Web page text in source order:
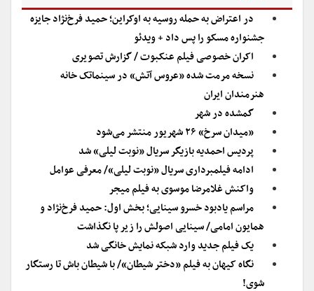
در اعتراض به حمله روسیه به اوکراین؛ حمید فرخ‌نژاد جایزه
جشنواره مسکو را پس داد + ویدئو
اکران خصوصی فیلم عنکبوت / گزارش تصویری
نسخه مرمت شده «عروس آتش» در سینماتک خانه
هنرمندان ایران
گمشده در شهر
«میدان سرخ» ۲۶ شهریور منتشر می‌شود
پردیس احمدیه بازیگر سریال «نوبت لیلی» شد
ادامه فیلمبرداری سریال «نوبت لیلی»/ معرفی عوامل
واکنش غلامرضا موسوی به فیلم میجر
مراسم یادبود خسرو سینایی‌؛ بخش اول: حمید فرخ‌نژاد و
همایون امامی/ سینایی اصولش را زیر پا نگذاشت
یک فیلم جدید وارد شبکه نمایش خانگی شد
نگاه کیهان به فیلم «دختر شیطان»/ با شیطان باش تا رستگار
شوی!